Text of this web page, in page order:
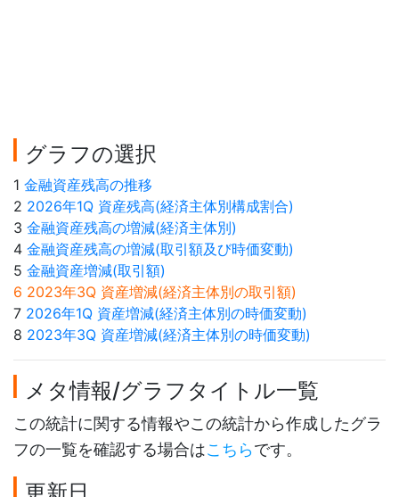
グラフの選択
1 金融資産残高の推移
2 2026年1Q 資産残高(経済主体別構成割合)
3 金融資産残高の増減(経済主体別)
4 金融資産残高の増減(取引額及び時価変動)
5 金融資産増減(取引額)
6 2023年3Q 資産増減(経済主体別の取引額)
7 2026年1Q 資産増減(経済主体別の時価変動)
8 2023年3Q 資産増減(経済主体別の時価変動)
メタ情報/グラフタイトル一覧
この統計に関する情報やこの統計から作成したグラ
フの一覧を確認する場合はこちらです。